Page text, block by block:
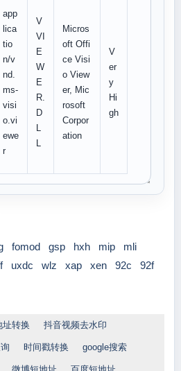
app
lica
tio
n/v
nd.
ms-
visi
o.vi
ewe
r
V
VI
E
W
E
R.
D
L
L
Micros
oft Offi
ce Visi
o View
er, Mic
rosoft
Corpor
ation
V
er
y
Hi
gh
fomod gsp hxh mip
mli
uxdc wlz xap xen 92c
92f
址转换 抖音视频去水印
时间戳转换 google搜索